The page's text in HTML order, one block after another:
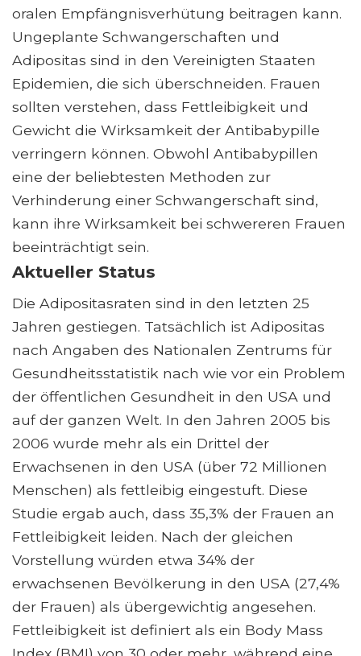
oralen Empfängnisverhütung beitragen kann.
Ungeplante Schwangerschaften und
Adipositas sind in den Vereinigten Staaten
Epidemien, die sich überschneiden. Frauen
sollten verstehen, dass Fettleibigkeit und
Gewicht die Wirksamkeit der Antibabypille
verringern können. Obwohl Antibabypillen
eine der beliebtesten Methoden zur
Verhinderung einer Schwangerschaft sind,
kann ihre Wirksamkeit bei schwereren Frauen
beeinträchtigt sein.
Aktueller Status
Die Adipositasraten sind in den letzten 25
Jahren gestiegen. Tatsächlich ist Adipositas
nach Angaben des Nationalen Zentrums für
Gesundheitsstatistik nach wie vor ein Problem
der öffentlichen Gesundheit in den USA und
auf der ganzen Welt. In den Jahren 2005 bis
2006 wurde mehr als ein Drittel der
Erwachsenen in den USA (über 72 Millionen
Menschen) als fettleibig eingestuft. Diese
Studie ergab auch, dass 35,3% der Frauen an
Fettleibigkeit leiden. Nach der gleichen
Vorstellung würden etwa 34% der
erwachsenen Bevölkerung in den USA (27,4%
der Frauen) als übergewichtig angesehen.
Fettleibigkeit ist definiert als ein Body Mass